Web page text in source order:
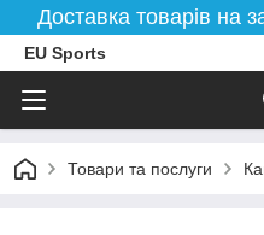
Доставка товарів на
EU Sports
Товари та послуги